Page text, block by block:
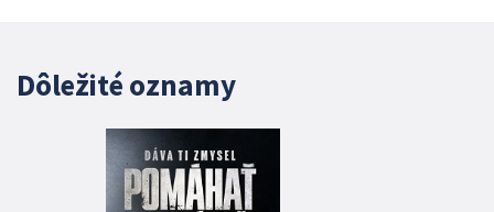
Dôležité oznamy